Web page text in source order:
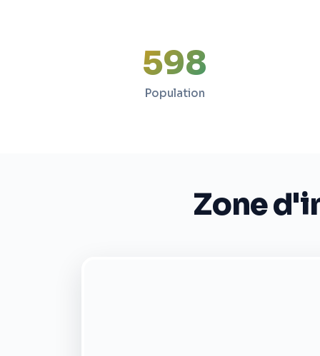
598
Population
Zone